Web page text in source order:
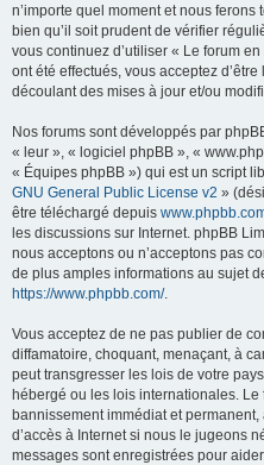
n’importe quel moment et nous
bien qu’il soit prudent de vérifier
vous continuez d’utiliser « Le forum
ont été effectués, vous acceptez
découlant des mises à jour et/ou
Nos forums sont développés par
« leur », « logiciel phpBB », «
« Équipes phpBB ») qui est un script
GNU General Public License v2 »
être téléchargé depuis
les discussions sur Internet. phpBB
nous acceptons ou n’acceptons pas
de plus amples informations au sujet
https://www.phpbb.com/.
Vous acceptez de ne pas publier de
diffamatoire, choquant, menaçant, à
peut transgresser les lois de votre
hébergé ou les lois internationales.
bannissement immédiat et
d’accès à Internet si nous le jugeons
messages sont enregistrées pour